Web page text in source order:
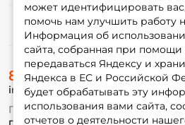
может идентифицировать
помочь нам улучшить работу
Информация об
сайта, собранная при помощи
передаваться Яндексу и
Яндекса в ЕС и Российской
будет обрабатывать эту
использования вами сайта,
отчетов о деятельности
Информация
О
Доставка
Оплата
Fox-
Гуру
8 (495) 532-77-88
info@foxfishing.ru
По вопросам с заказом
г. Москва, ул. Плеханова д.7